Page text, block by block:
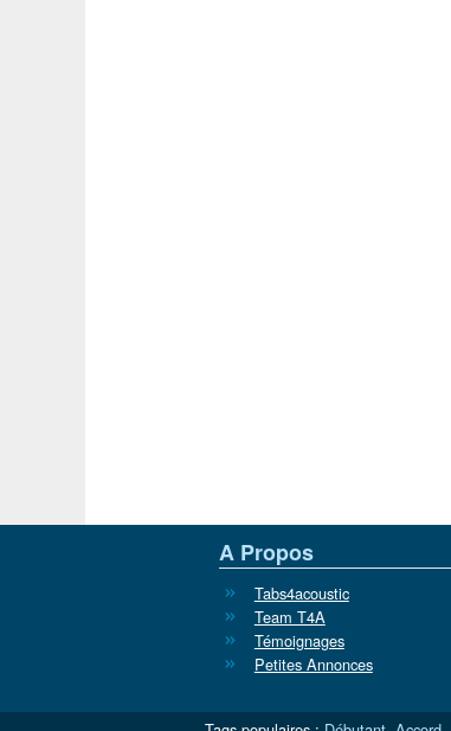
A Propos
Tabs4acoustic
Team T4A
Témoignages
Petites Annonces